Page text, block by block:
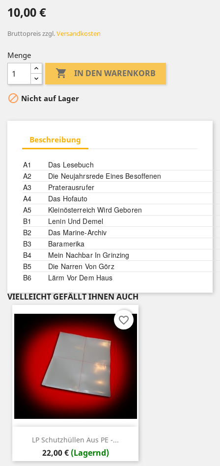
10,00 €
Bruttopreiszzgl.Versandkosten
Menge
 IN DEN WARENKORB
 Nicht auf Lager
Beschreibung
A1
Das Lesebuch
A2
Die Neujahrsrede Eines Besoffenen
A3
Praterausrufer
A4
Das Hofauto
A5
Kleinösterreich Wird Geboren
B1
Lenin Und Demel
B2
Das Marine-Archiv
B3
Baramerika
B4
Mein Nachbar In Grinzing
B5
Die Narren Von Görz
B6
Lärm Vor Dem Haus
VIELLEICHT GEFÄLLT IHNEN AUCH
LP Schutzhüllen Aus PE -...
Preis
22,00 € (Lagernd)
favorite_border